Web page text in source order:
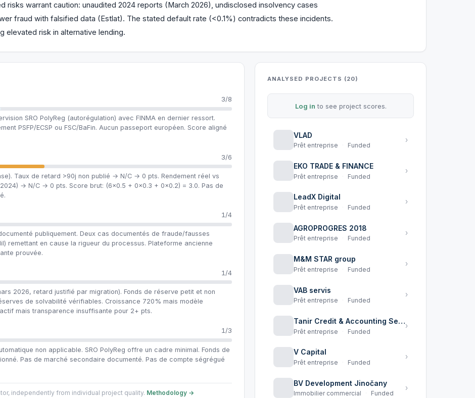
risks warrant caution: unaudited 2024 reports (March 2026), undisclosed insolvency cases
fraud with falsified data (Estlat). The stated default rate (<0.1%) contradicts these incidents.
elevated risk in alternative lending.
3/8
SRO PolyReg (autorégulation) avec FINMA en dernier ressort.
PSFP/ECSP ou FSC/BaFin. Aucun passeport européen. Score aligné
3/6
Taux de retard >90j non publié → N/C → 0 pts. Rendement réel vs
→ N/C → 0 pts. Score brut: (6×0.5 + 0×0.3 + 0×0.2) = 3.0. Pas de
1/4
publiquement. Deux cas documentés de fraude/fausses
remettant en cause la rigueur du processus. Plateforme ancienne
prouvée.
1/4
2026, retard justifié par migration). Fonds de réserve petit et non
de solvabilité vérifiables. Croissance 720% mais modèle
mais transparence insuffisante pour 2+ pts.
1/3
non applicable. SRO PolyReg offre un cadre minimal. Fonds de
Pas de marché secondaire documenté. Pas de compte ségrégué
independently from individual project quality. Methodology →
ANALYSED PROJECTS (20)
Log in to see project scores.
VLAD
Prêt entreprise Funded
›
EKO TRADE & FINANCE
Prêt entreprise Funded
›
LeadX Digital
Prêt entreprise Funded
›
AGROPROGRES 2018
Prêt entreprise Funded
›
M&M STAR group
Prêt entreprise Funded
›
VAB servis
Prêt entreprise Funded
›
Tanir Credit & Accounting Services Limited
Prêt entreprise Funded
›
V Capital
Prêt entreprise Funded
›
BV Development Jinočany
Immobilier commercial Funded
›